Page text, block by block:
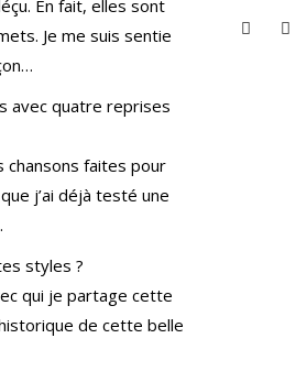
En fait, elles sont
Je me suis sentie
avec quatre reprises
chansons faites pour
que j’ai déjà testé une
styles ?
qui je partage cette
de cette belle